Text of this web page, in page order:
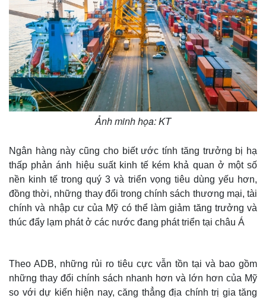
Ảnh minh họa: KT
Ngân hàng này cũng cho biết ước tính tăng trưởng bị hạ
thấp phản ánh hiệu suất kinh tế kém khả quan ở một số
nền kinh tế trong quý 3 và triển vọng tiêu dùng yếu hơn,
đồng thời, những thay đổi trong chính sách thương mại, tài
chính và nhập cư của Mỹ có thể làm giảm tăng trưởng và
thúc đẩy lạm phát ở các nước đang phát triển tại châu Á
Theo ADB, những rủi ro tiêu cực vẫn tồn tại và bao gồm
những thay đổi chính sách nhanh hơn và lớn hơn của Mỹ
so với dự kiến ​​hiện nay, căng thẳng địa chính trị gia tăng